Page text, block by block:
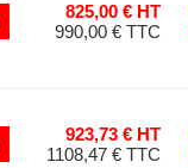
825,00 € HT
990,00 € TTC
923,73 € HT
1108,47 € TTC